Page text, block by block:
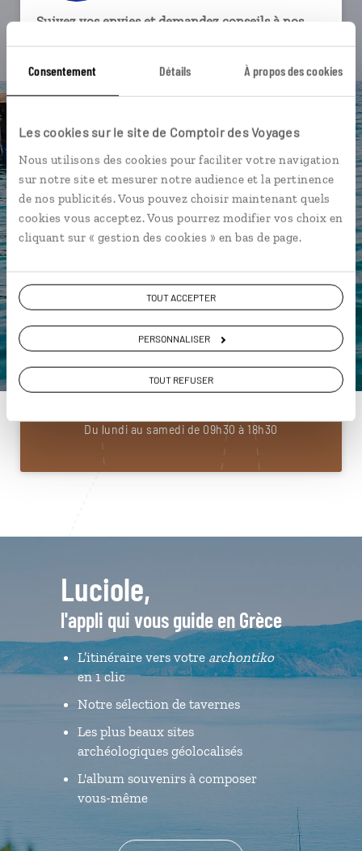
Consentement Détails À propos des cookies
Les cookies sur le site de Comptoir des Voyages
Nous utilisons des cookies pour faciliter votre navigation
sur notre site et mesurer notre audience et la pertinence
de nos publicités. Vous pouvez choisir maintenant quels
cookies vous acceptez. Vous pourrez modifier vos choix en
cliquant sur « gestion des cookies » en bas de page.
TOUT ACCEPTER
PERSONNALISER
TOUT REFUSER
Suivez vos envies et demandez conseils à nos
Ils sauront organiser votre itinéraire au plus
près de vos envies et de la réalité du pays.
connectés en agence, mais aussi par email ou
téléphone.
Vous gardez le même interlocuteur avant,
pendant et après votre voyage.
DEMANDER UN DEVIS
ou
Construisez votre voyage avec un spécialiste Grèce
01 85 08 22 94
Du lundi au samedi de 09h30 à 18h30
Luciole,
l'appli qui vous guide en Grèce
L’itinéraire vers votre archontiko
en 1 clic
Notre sélection de tavernes
Les plus beaux sites
archéologiques géolocalisés
L'album souvenirs à composer
vous-même